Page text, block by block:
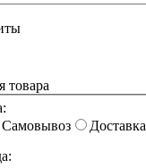
товара
Самовывоз
Доставка